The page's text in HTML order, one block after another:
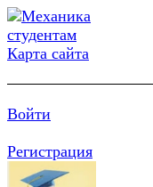
Карта сайта
Войти
Регистрация